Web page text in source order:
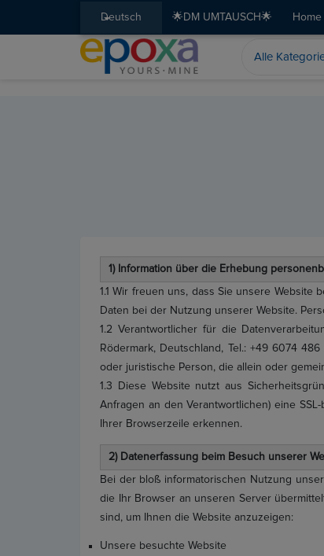
Deutsch 🌟DM UMTAUSCH🌟 Home
1) Information über die Erhebung
1.1 Wir freuen uns, dass Sie unsere
Daten bei der Nutzung unserer Website.
1.2 Verantwortlicher für die
Rödermark, Deutschland, Tel.: +49 6074
oder juristische Person, die allein oder
1.3 Diese Website nutzt aus
Anfragen an den Verantwortlichen) eine
Ihrer Browserzeile erkennen.
2) Datenerfassung beim Besuch unserer
Bei der bloß informatorischen Nutzung
die Ihr Browser an unseren Server
sind, um Ihnen die Website anzuzeigen:
Unsere besuchte Website